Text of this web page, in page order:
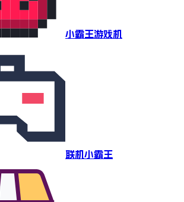
小霸王游戏机
联机小霸王